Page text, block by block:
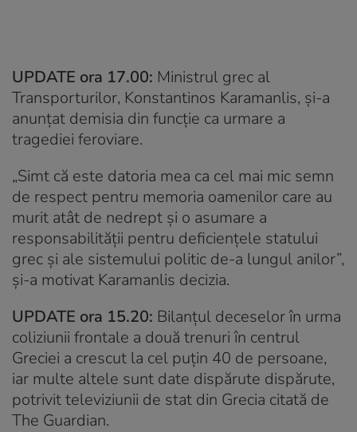
UPDATE ora 17.00: Ministrul grec al
Transporturilor, Konstantinos Karamanlis, și-a
anunțat demisia din funcție ca urmare a
tragediei feroviare.
„Simt că este datoria mea ca cel mai mic semn
de respect pentru memoria oamenilor care au
murit atât de nedrept și o asumare a
responsabilității pentru deficiențele statului
grec și ale sistemului politic de-a lungul anilor”,
și-a motivat Karamanlis decizia.
UPDATE ora 15.20: Bilanțul deceselor în urma
coliziunii frontale a două trenuri în centrul
Greciei a crescut la cel puțin 40 de persoane,
iar multe altele sunt date dispărute dispărute,
potrivit televiziunii de stat din Grecia citată de
The Guardian.